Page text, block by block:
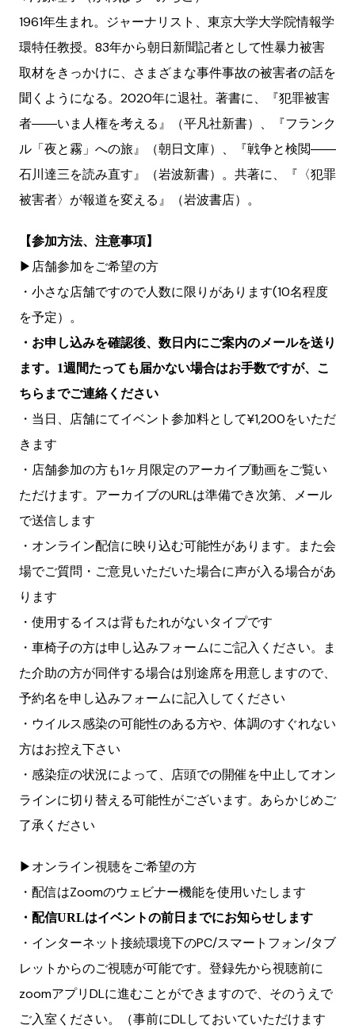
1961年生まれ。ジャーナリスト、東京大学大学院情報学
環特任教授。83年から朝日新聞記者として性暴力被害
取材をきっかけに、さまざまな事件事故の被害者の話を
聞くようになる。2020年に退社。著書に、『犯罪被害
者――いま人権を考える』（平凡社新書）、『フランク
ル「夜と霧」への旅』（朝日文庫）、『戦争と検閲――
石川達三を読み直す』（岩波新書）。共著に、『〈犯罪
被害者〉が報道を変える』（岩波書店）。
【参加方法、注意事項】
▶︎店舗参加をご希望の方
・小さな店舗ですので人数に限りがあります(10名程度
を予定）。
・お申し込みを確認後、数日内にご案内のメールを送り
ます。1週間たっても届かない場合はお手数ですが、こ
ちらまでご連絡ください
・当日、店舗にてイベント参加料として¥1,200をいただ
きます
・店舗参加の方も1ヶ月限定のアーカイブ動画をご覧い
ただけます。アーカイブのURLは準備でき次第、メール
で送信します
・オンライン配信に映り込む可能性があります。また会
場でご質問・ご意見いただいた場合に声が入る場合があ
ります
・使用するイスは背もたれがないタイプです
・車椅子の方は申し込みフォームにご記入ください。ま
た介助の方が同伴する場合は別途席を用意しますので、
予約名を申し込みフォームに記入してください
・ウイルス感染の可能性のある方や、体調のすぐれない
方はお控え下さい
・感染症の状況によって、店頭での開催を中止してオン
ラインに切り替える可能性がございます。あらかじめご
了承ください
▶︎オンライン視聴をご希望の方
・配信はZoomのウェビナー機能を使用いたします
・配信URLはイベントの前日までにお知らせします
・インターネット接続環境下のPC/スマートフォン/タブ
レットからのご視聴が可能です。登録先から視聴前に
zoomアプリDLに進むことができますので、そのうえで
ご入室ください。（事前にDLしておいていただけます